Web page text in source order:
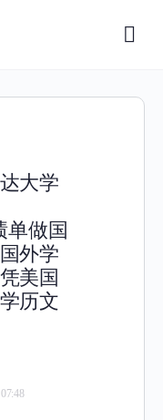
大学
单做国
外学
美国
历文